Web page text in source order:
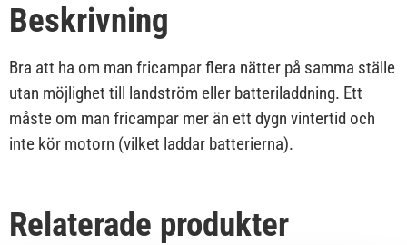
Beskrivning
Bra att ha om man fricampar flera nätter på samma ställe
utan möjlighet till landström eller batteriladdning. Ett
måste om man fricampar mer än ett dygn vintertid och
inte kör motorn (vilket laddar batterierna).
Relaterade produkter